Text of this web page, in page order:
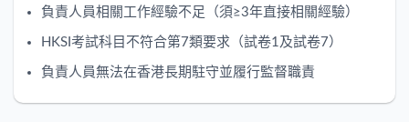
負責人員相關工作經驗不足（須≥3年直接相關經驗）
HKSI考試科目不符合第7類要求（試卷1及試卷7）
負責人員無法在香港長期駐守並履行監督職責